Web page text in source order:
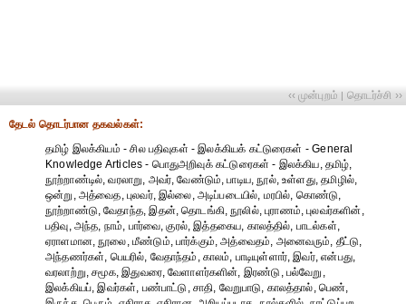
‹‹ முன்புறம் | தொடர்ச்சி ››
தேட‌ல் தொட‌ர்பான தகவ‌ல்க‌ள்:
தமிழ் இலக்கியம் - சில பதிவுகள் - இலக்கியக் கட்டுரைகள் - General
Knowledge Articles - பொதுஅறிவுக் கட்டுரைகள் - இலக்கிய, தமிழ்,
நூற்றாண்டில், வரலாறு, அவர், வேண்டும், பாடிய, நூல், உள்ளது, தமிழில்,
ஒன்று, அத்வைத, புலவர், இல்லை, அடிப்படையில், மரபில், கொண்டு,
நூற்றாண்டு, வேதாந்த, இதன், தொடங்கி, நூலில், புராணம், புலவர்களின்,
பதிவு, அந்த, நாம், பார்வை, குரல், இத்தகைய, காலத்தில், பாடல்கள்,
ஏராளமான, நூலை, மீண்டும், பார்க்கும், அத்வைதம், அனைவரும், தீட்டு,
அந்தணர்கள், பெயரில், வேதாந்தம், காலம், பாடியுள்ளார், இவர், என்பது,
வரலாற்று, சமூக, இதுவரை, வேளாளர்களின், இரண்டு, பல்வேறு,
இலக்கியப், இவர்கள், பண்பாட்டு, சாதி, வேறுபாடு, காலத்தால், பெண்,